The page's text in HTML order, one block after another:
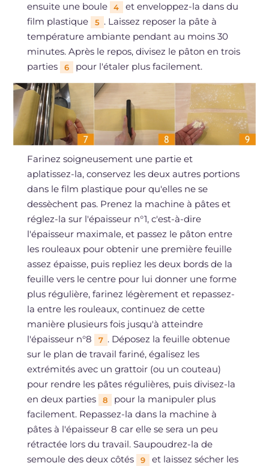
ensuite une boule
4
et enveloppez-la dans du
film plastique
5 . Laissez reposer la pâte à
température ambiante pendant au moins 30
minutes. Après le repos, divisez le pâton en trois
parties
6 pour l'étaler plus facilement.
Farinez soigneusement une partie et
aplatissez-la, conservez les deux autres portions
dans le film plastique pour qu'elles ne se
dessèchent pas. Prenez la machine à pâtes et
réglez-la sur l'épaisseur n°1, c'est-à-dire
l'épaisseur maximale, et passez le pâton entre
les rouleaux pour obtenir une première feuille
assez épaisse, puis repliez les deux bords de la
feuille vers le centre pour lui donner une forme
plus régulière, farinez légèrement et repassez-
la entre les rouleaux, continuez de cette
manière plusieurs fois jusqu'à atteindre
l'épaisseur n°8
7 . Déposez la feuille obtenue
sur le plan de travail fariné, égalisez les
extrémités avec un grattoir (ou un couteau)
pour rendre les pâtes régulières, puis divisez-la
en deux parties
8
pour la manipuler plus
facilement. Repassez-la dans la machine à
pâtes à l'épaisseur 8 car elle se sera un peu
rétractée lors du travail. Saupoudrez-la de
semoule des deux côtés
9
et laissez sécher les